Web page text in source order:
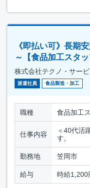
《即払い可》長期
～【食品加工スタ
株式会社テクノ・サービ
派遣社員 食品製造・加工
職種 食品加工
仕事内容
＜40代活
す。
勤務地 笠岡市
給与 時給1,200